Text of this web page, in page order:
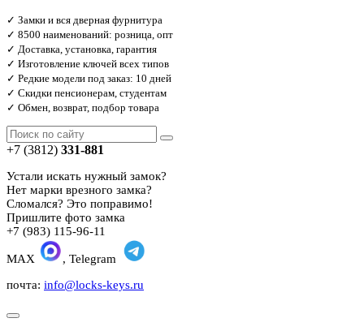
✓ Замки и вся дверная фурнитура
✓ 8500 наименований: розница, опт
✓ Доставка, установка, гарантия
✓ Изготовление ключей всех типов
✓ Редкие модели под заказ: 10 дней
✓ Скидки пенсионерам, студентам
✓ Обмен, возврат, подбор товара
+7 (3812) 331-881
Устали искать нужный замок?
Нет марки врезного замка?
Сломался? Это поправимо!
Пришлите фото замка
+7 (983) 115-96-11
MAX
, Telegram
почта: info@locks-keys.ru